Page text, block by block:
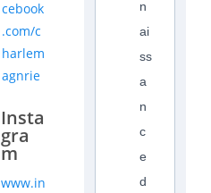
cebook
.com/c
harlem
agnrie
Insta
gra
m
www.in
n
ai
ss
a
n
c
e
d